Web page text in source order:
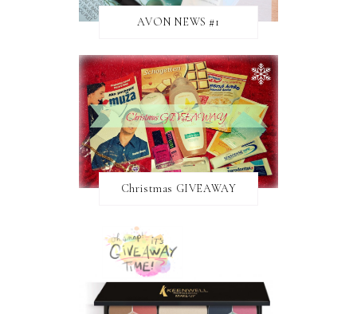
AVON NEWS #1
Christmas GIVEAWAY